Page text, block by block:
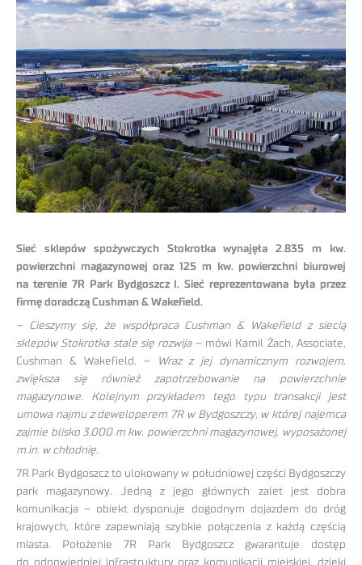
Sieć sklepów spożywczych Stokrotka wynajęła 2.835 m kw.
powierzchni magazynowej oraz 125 m kw. powierzchni biurowej
na terenie 7R Park Bydgoszcz I. Sieć reprezentowana była przez
firmę doradczą Cushman & Wakefield.
– Cieszymy się, że współpraca Cushman & Wakefield z siecią
sklepów Stokrotka stale się rozwija– mówi Kamil Żach, Associate,
Cushman & Wakefield. –
Wraz z jej dynamicznym rozwojem,
zwiększa się również zapotrzebowanie na powierzchnie
magazynowe. Kolejnym przykładem tego typu transakcji jest
umowa najmu z deweloperem 7R w Bydgoszczy, w której najemca
zajmie blisko 3.000 m kw. powierzchni magazynowej, wyposażonej
m.in. w chłodnię.
7R Park Bydgoszcz to ulokowany w południowej części Bydgoszczy
park magazynowy. Jedną z jego głównych zalet jest dobra
komunikacja – obiekt dysponuje dogodnym dojazdem do dróg
krajowych, które zapewniają szybkie połączenia z każdą częścią
miasta. Położenie 7R Park Bydgoszcz gwarantuje dostęp
do odpowiedniej infrastruktury oraz komunikacji miejskiej, dzięki